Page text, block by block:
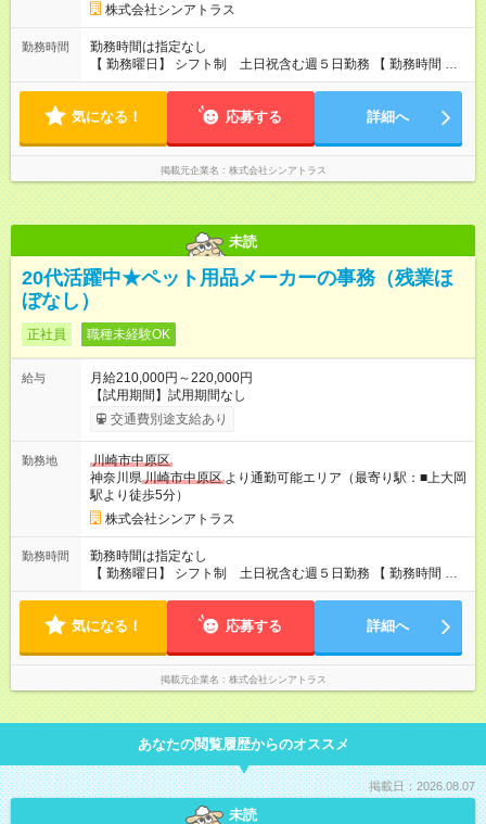
株式会社シンアトラス
勤務時間
勤務時間は指定なし
【 勤務曜日】 シフト制 土日祝含む週５日勤務 【 勤務時間 】
・ 9：00～20：00（実働8h／休憩１h） ※残業ほとんどありま
気になる！ 応募する 詳細へ
掲載元企業名 株式会社シンアトラス
未読
20代活躍中★ペット用品メーカーの事務（残業ほ
ぼなし）
正社員 職種未経験OK
給与
月給210,000円～220,000円
【試用期間】試用期間なし
交通費別途支給あり
勤務地
川崎市中原区
神奈川県川崎市中原区 より通勤可能エリア（最寄り駅：■上大岡
駅より徒歩5分）
株式会社シンアトラス
勤務時間
勤務時間は指定なし
【 勤務曜日】 シフト制 土日祝含む週５日勤務 【 勤務時間 】
・ 9：00～20：00（実働8h／休憩１h） ※残業ほとんどありま
気になる！ 応募する 詳細へ
掲載元企業名 株式会社シンアトラス
あなたの閲覧履歴からのオススメ
掲載日：2026.08.07
未読